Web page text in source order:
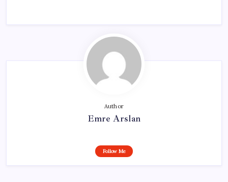
Author
Emre Arslan
Follow Me